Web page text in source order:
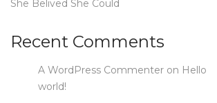
She Belived She Could
Recent Comments
A WordPress Commenter on Hello
world!